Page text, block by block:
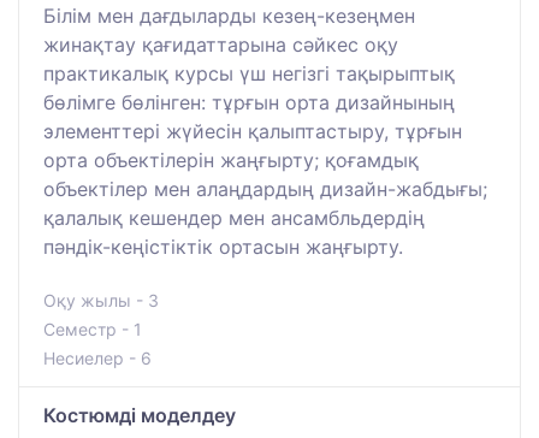
Білім мен дағдыларды кезең-кезеңмен
жинақтау қағидаттарына сәйкес оқу
практикалық курсы үш негізгі тақырыптық
бөлімге бөлінген: тұрғын орта дизайнының
элементтері жүйесін қалыптастыру, тұрғын
орта объектілерін жаңғырту; қоғамдық
объектілер мен алаңдардың дизайн-жабдығы;
қалалық кешендер мен ансамбльдердің
пәндік-кеңістіктік ортасын жаңғырту.
Оқу жылы - 3
Семестр - 1
Несиелер - 6
Костюмді моделдеу